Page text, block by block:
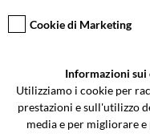
Via Galileo Galilei 5 |
0362-805407-
Cookie di Marketing
Informazioni sui
Utilizziamo i cookie per
prestazioni e sull'utilizzo
media e per migliorare